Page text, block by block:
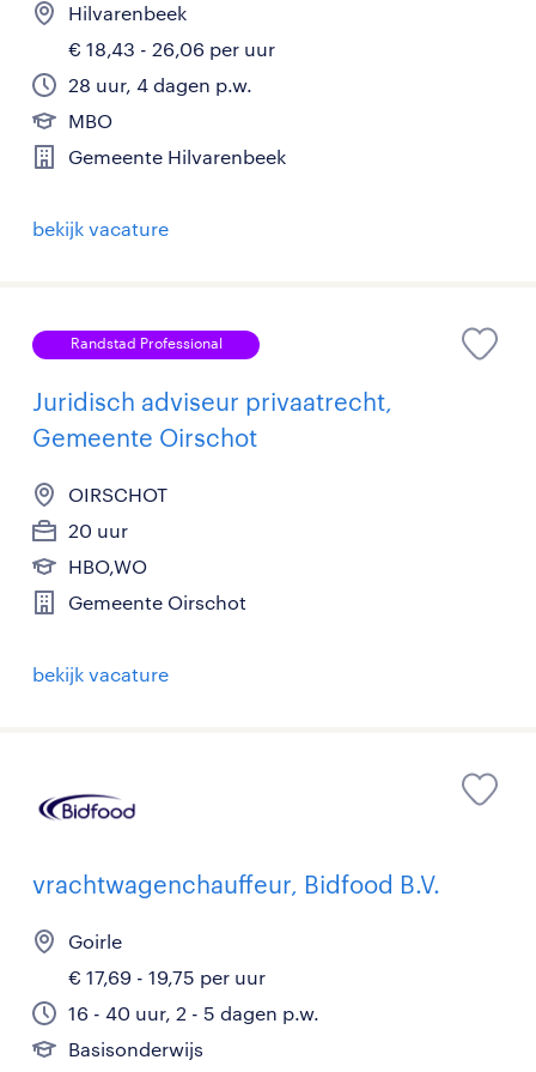
Hilvarenbeek
€ 18,43 - 26,06 per uur
28 uur, 4 dagen p.w.
MBO
Gemeente Hilvarenbeek
bekijk vacature
Randstad Professional
Juridisch adviseur privaatrecht,
Gemeente Oirschot
OIRSCHOT
20 uur
HBO,WO
Gemeente Oirschot
bekijk vacature
vrachtwagenchauffeur, Bidfood B.V.
Goirle
€ 17,69 - 19,75 per uur
16 - 40 uur, 2 - 5 dagen p.w.
Basisonderwijs